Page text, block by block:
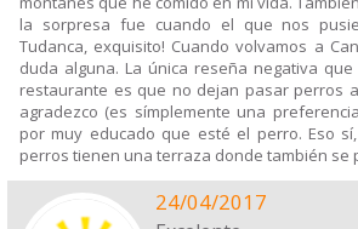
la sorpresa fue cuando el que nos
Tudanca, exquisito! Cuando volvamos a
duda alguna. La única reseña negativa
restaurante es que no dejan pasar perros
agradezco (es símplemente una
por muy educado que esté el perro. Eso
perros tienen una terraza donde también se
24/04/2017